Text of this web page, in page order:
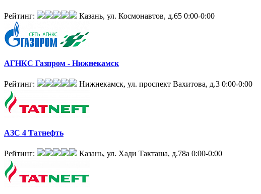
Рейтинг: Казань, ул. Космонавтов, д.65 0:00-0:00
АГНКС Газпром - Нижнекамск
Рейтинг: Нижнекамск, ул. проспект Вахитова, д.3 0:00-0:00
АЗС 4 Татнефть
Рейтинг: Казань, ул. Хади Такташа, д.78а 0:00-0:00